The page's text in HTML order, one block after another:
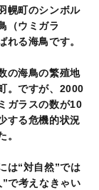
幌町のシンボル
（ウミガラ
れる海鳥です。
の海鳥の繁殖地
。ですが、2000
ガラスの数が10
する危機的状況
。
は“対自然”では
で考えなきゃい